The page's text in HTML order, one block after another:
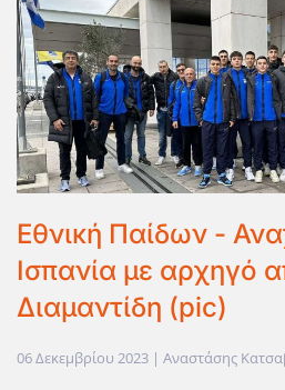
Εθνική Παίδων -
Ισπανία με αρχηγό
Διαμαντίδη (pic)
06 Δεκεμβρίου 2023 | Αναστάσης